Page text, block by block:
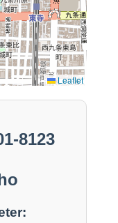
Leaflet
8123